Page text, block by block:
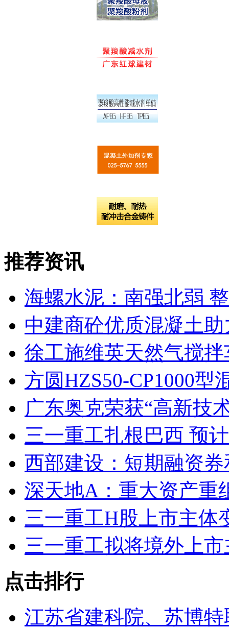
推荐资讯
海螺水泥：南强北弱
中建商砼优质混凝土
徐工施维英天然气搅
方圆HZS50-CP1000
广东奥克荣获“高新技
三一重工扎根巴西 预
西部建设：短期融资
深天地A：重大资产重
三一重工H股上市主体
三一重工拟将境外上
点击排行
江苏省建科院、苏博